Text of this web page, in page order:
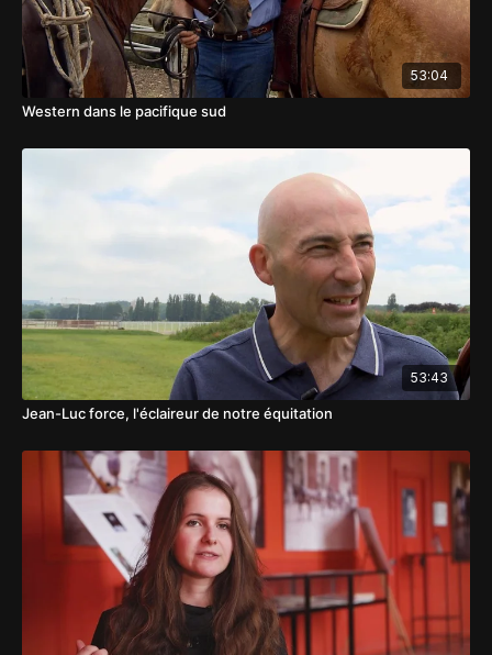
53:04
Western dans le pacifique sud
53:43
Jean-Luc force, l'éclaireur de notre équitation